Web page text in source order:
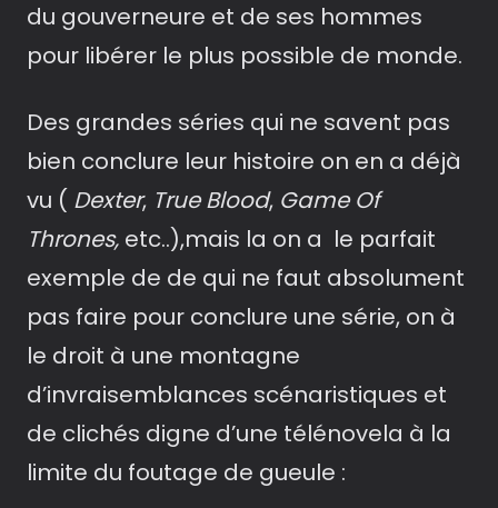
du gouverneure et de ses hommes
pour libérer le plus possible de monde.
Des grandes séries qui ne savent pas
bien conclure leur histoire on en a déjà
vu ( Dexter, True Blood, Game Of
Thrones, etc..),mais la on a le parfait
exemple de de qui ne faut absolument
pas faire pour conclure une série, on à
le droit à une montagne
d’invraisemblances scénaristiques et
de clichés digne d’une télénovela à la
limite du foutage de gueule :